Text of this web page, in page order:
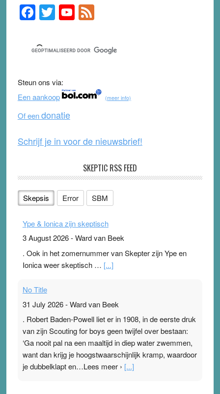
Primary
Sidebar
F
a
c
e
b
o
o
k
T
wi
tt
er
Y
o
u
T
b
e
F
e
d
Steun ons via:
Een aankoop
(meer info)
Of eendonatie
Schrijf je in voor de nieuwsbrief!
SKEPTIC RSS FEED
Skepsis Error SBM
Ype & Ionica zijn skeptisch
3 August 2026-Ward van Beek
. Ook in het zomernummer van Skepter zijn Ype en
Ionica weer skeptisch … [...]
No Title
31 July 2026-Ward van Beek
. Robert Baden-Powell liet er in 1908, in de eerste druk
van zijn Scouting for boys geen twijfel over bestaan:
‘Ga nooit pal na een maaltijd in diep water zwemmen,
want dan krijg je hoogstwaarschijnlijk kramp, waardoor
je dubbelklapt en…Lees meer › [...]